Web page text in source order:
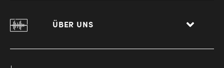
ÜBER UNS